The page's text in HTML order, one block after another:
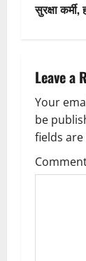
t
a
v
i
g
सुरक्षा
Leave a
Your
be
fields